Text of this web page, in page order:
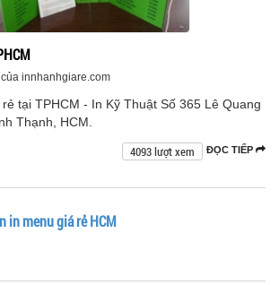
innhanhgiare.com
tại TPHCM - In Kỹ Thuật Số 365 Lê Quang
Thạnh, HCM.
ĐỌC TIẾP
4093 lượt xem
in menu giá rẻ HCM